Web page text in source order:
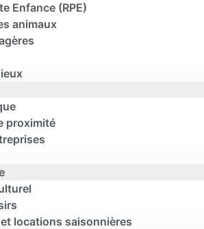
Enfance (RPE)
animaux
proximité
locations saisonnières